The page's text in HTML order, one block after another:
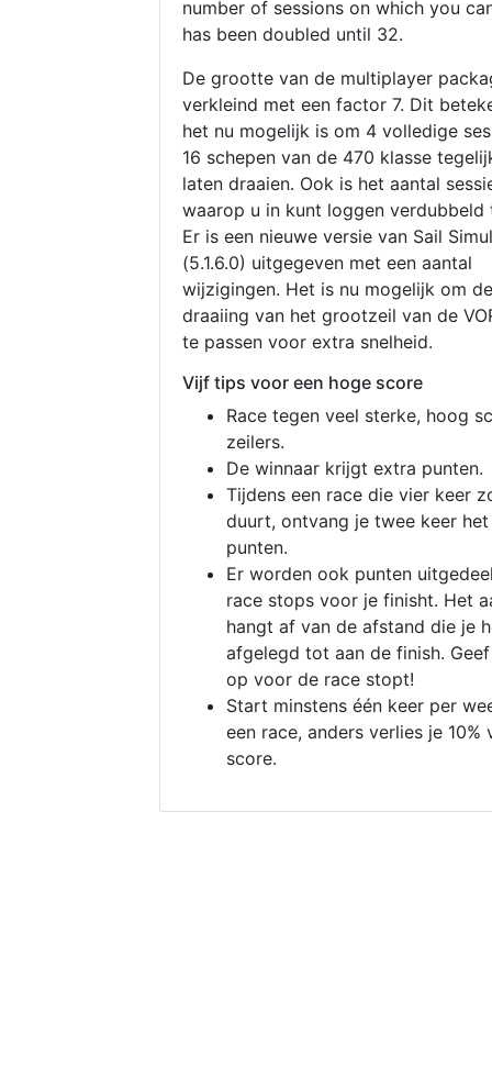
number of sessions on which you
has been doubled until 32.
De grootte van de multiplayer
verkleind met een factor 7. Dit
het nu mogelijk is om 4 volledige
16 schepen van de 470 klasse
laten draaien. Ook is het aantal
waarop u in kunt loggen verdubbeld
Er is een nieuwe versie van Sail
(5.1.6.0) uitgegeven met een aantal
wijzigingen. Het is nu mogelijk om de
draaiing van het grootzeil van de
te passen voor extra snelheid.
Vijf tips voor een hoge score
Race tegen veel sterke, hoog
zeilers.
De winnaar krijgt extra punten.
Tijdens een race die vier keer
duurt, ontvang je twee keer
punten.
Er worden ook punten
race stops voor je finisht. Het
hangt af van de afstand die je
afgelegd tot aan de finish.
op voor de race stopt!
Start minstens één keer per
een race, anders verlies je 10%
score.